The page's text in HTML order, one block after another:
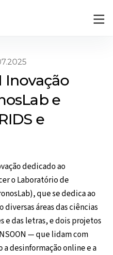
Inovação
e
e
dedicado ao
o Laboratório de
que se dedica ao
áreas das ciências
e das letras, e dois projetos
— que lidam com
desinformação online e a